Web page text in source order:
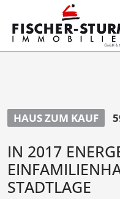
HAUS ZUM KAUF
IN 2017
STADTLAGE